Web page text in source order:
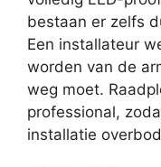
bestaan er zelfs
Een installateur
worden van de
weg moet.
professional,
installatie